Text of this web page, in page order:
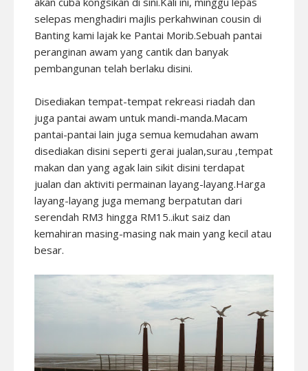
selepas menghadiri majlis perkahwinan cousin di
Banting kami lajak ke Pantai Morib.Sebuah pantai
peranginan awam yang cantik dan banyak
pembangunan telah berlaku disini.
Disediakan tempat-tempat rekreasi riadah dan
juga pantai awam untuk mandi-manda.Macam
pantai-pantai lain juga semua kemudahan awam
disediakan disini seperti gerai jualan,surau ,tempat
makan dan yang agak lain sikit disini terdapat
jualan dan aktiviti permainan layang-layang.Harga
layang-layang juga memang berpatutan dari
serendah RM3 hingga RM15..ikut saiz dan
kemahiran masing-masing nak main yang kecil atau
besar.